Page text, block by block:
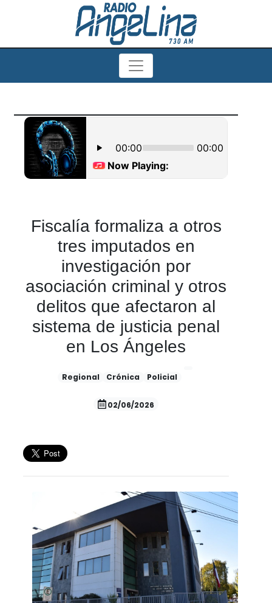
Fiscalía formaliza a otros
tres imputados en
investigación por
asociación criminal y otros
delitos que afectaron al
sistema de justicia penal
en Los Ángeles
Regional Crónica Policial
02/06/2026